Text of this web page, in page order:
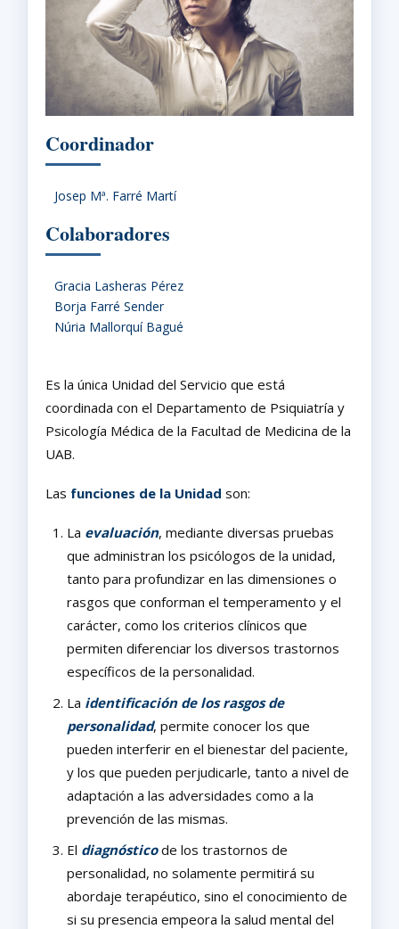
Coordinador
Josep Mª. Farré Martí
Colaboradores
Gracia Lasheras Pérez
Borja Farré Sender
Núria Mallorquí Bagué
Es la única Unidad del Servicio que está
coordinada con el Departamento de Psiquiatría y
Psicología Médica de la Facultad de Medicina de la
UAB.
Las funciones de la Unidad son:
La evaluación, mediante diversas pruebas
que administran los psicólogos de la unidad,
tanto para profundizar en las dimensiones o
rasgos que conforman el temperamento y el
carácter, como los criterios clínicos que
permiten diferenciar los diversos trastornos
específicos de la personalidad.
La identificación de los rasgos de
personalidad, permite conocer los que
pueden interferir en el bienestar del paciente,
y los que pueden perjudicarle, tanto a nivel de
adaptación a las adversidades como a la
prevención de las mismas.
El diagnósticode los trastornos de
personalidad, no solamente permitirá su
abordaje terapéutico, sino el conocimiento de
si su presencia empeora la salud mental del